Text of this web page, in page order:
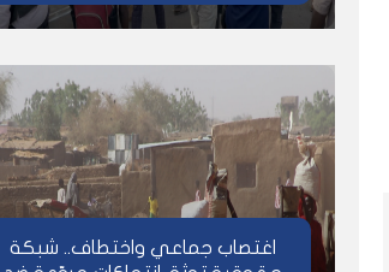
اغتصاب جماعي واختطاف.. شبكة